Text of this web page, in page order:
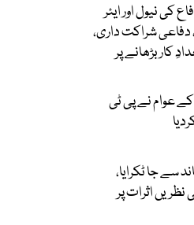
کی نیول اور ایئر
دفاعی شراکت داری،
کار بڑھانے پر
عوام نے پی ٹی
سے جا ٹکرایا،
اثرات پر